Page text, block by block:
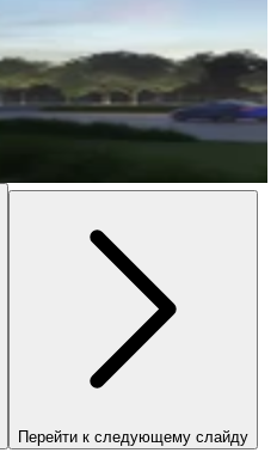
Перейти к следующему слайду